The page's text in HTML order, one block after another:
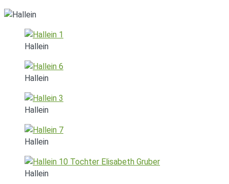
Hallein
Hallein
Hallein
Hallein
Hallein